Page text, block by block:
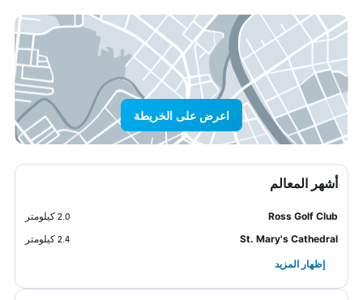
اعرض على الخريطة
أشهر المعالم
Ross Golf Club
2.0 كيلومتر
St. Mary's Cathedral
2.4 كيلومتر
إظهار المزيد